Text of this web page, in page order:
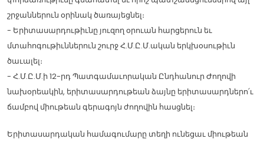
շրջաններուն օրինակ ծառայեցնել։
- Երիտասարդութիւնը յուզող օրուան հարցերուն եւ
մտահոգութիւններուն շուրջ Հ.Մ.Ը.Մ.ական երկխօսութիւն
ծաւալել։
- Հ.Մ.Ը.Մ.ի 12-րդ Պատգամաւորական Ընդհանուր Ժողովի
նախօրեակին, երիտասարդութեան ձայնը երիտասարդներո՛ւ
ճամբով միութեան գերագոյն ժողովին հասցնել։
Երիտասարդական համագումարը տեղի ունեցաւ միութեան